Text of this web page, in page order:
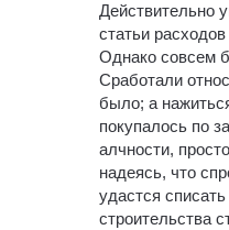
Действительно
статьи
Однако совсем
Сработали
было; а
покупалось по
алчности,
надеясь, что
удастся
строительства